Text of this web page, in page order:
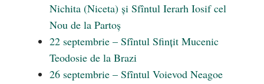
Nichita (Niceta) și Sfîntul Ierarh Iosif cel
Nou de la Partoș
22 septembrie – Sfîntul Sfințit Mucenic
Teodosie de la Brazi
26 septembrie – Sfîntul Voievod Neagoe